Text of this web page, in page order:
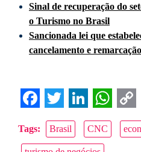
Sinal de recuperação do
o Turismo no Brasil
Sancionada lei que
cancelamento e
Facebook
Twitter
Tags: Brasil CNC